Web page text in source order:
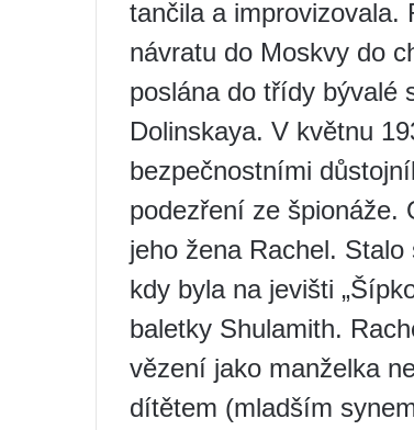
tančila a improvizovala.
návratu do Moskvy do
poslána do třídy bývalé
Dolinskaya. V květnu
bezpečnostními
podezření ze špionáže.
jeho žena Rachel.
kdy byla na jevišti
baletky Shulamith.
vězení jako manželka
dítětem (mladším